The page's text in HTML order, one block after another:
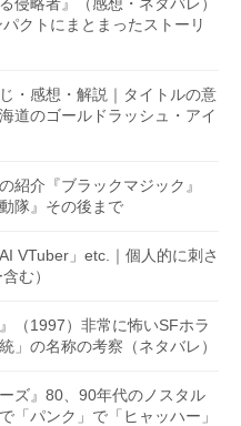
クトにまとまったストーリ
・感想・解説｜タイトルの意
道のゴールドラッシュ・アイ
紹介『ブラックマジック』
隊』その後まで
VTuber」etc.｜個人的に刺さ
む）
（1997）非常に怖いSFホラ
の名称の考察（ネタバレ）
ズ』80、90年代のノスタル
「パンク」で「ヒャッハー」